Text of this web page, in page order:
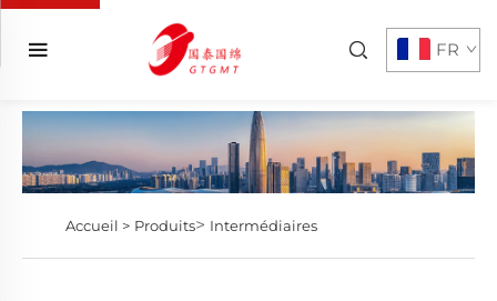
FR
Accueil > Produits> Intermédiaires